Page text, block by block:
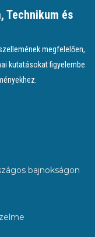
Technikum és
megfelelően,
kutatásokat figyelembe
bajnokságon